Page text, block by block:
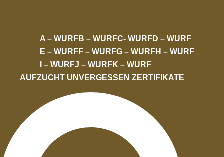
A – WURFB – WURFC- WURFD – WURF
E – WURFF – WURFG – WURFH – WURF
I – WURFJ – WURFK – WURF
AUFZUCHT UNVERGESSEN ZERTIFIKATE